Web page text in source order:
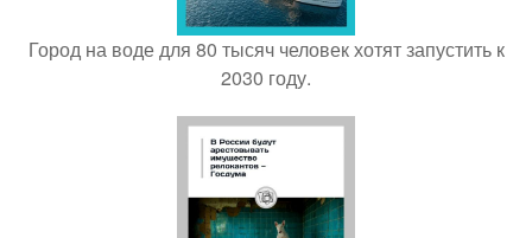
Город на воде для 80 тысяч человек хотят запустить к
2030 году.